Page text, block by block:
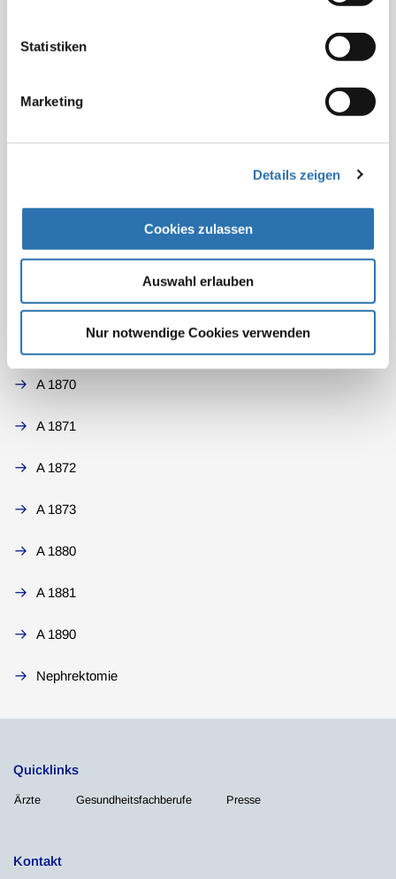
Statistiken
Marketing
Details zeigen
Cookies zulassen
Auswahl erlauben
Nur notwendige Cookies verwenden
Stand: 13.10.2006
(13.10.2006), Seite A-2739 - A2741
Mehr Informationen
A 1861
A 1862
A 1870
A 1871
A 1872
A 1873
A 1880
A 1881
A 1890
Nephrektomie
Quicklinks
Ärzte Gesundheitsfachberufe Presse
Kontakt